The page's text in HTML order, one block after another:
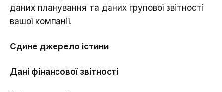
даних планування та даних групової звітності
вашої компанії.
Єдине джерело істини
Дані фінансової звітності